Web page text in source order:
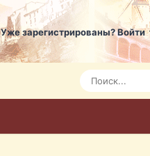
Уже зарегистрированы? Войти